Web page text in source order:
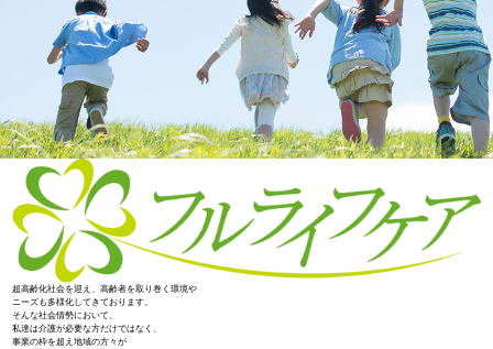
超高齢化社会を迎え、高齢者を取り巻く環境や
ニーズも多様化してきております。
そんな社会情勢において、
私達は介護が必要な方だけではなく、
事業の枠を超え地域の方々が